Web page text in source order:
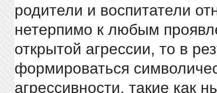
родители и воспитатели
нетерпимо к любым
открытой агрессии, то в
формироваться
агрессивности, такие как